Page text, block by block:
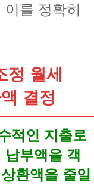
를 정확히
정 월세
결정
적인 지출로
납부액을 객
환액을 줄일